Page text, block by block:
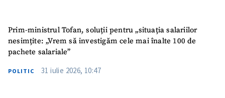
Prim-ministrul Tofan, soluții pentru „situația salariilor
nesimțite: „Vrem să investigăm cele mai înalte 100 de
pachete salariale”
POLITIC 31 iulie 2026, 10:47